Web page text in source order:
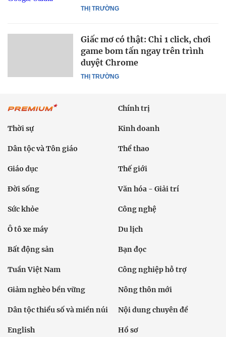
THỊ TRƯỜNG
THỊ TRƯỜNG
Giấc mơ có thật: Chỉ 1 click, chơi
game bom tấn ngay trên trình
duyệt Chrome
Chính trị
Thời sự Kinh doanh
Dân tộc và Tôn giáo Thể thao
Giáo dục Thế giới
Đời sống Văn hóa - Giải trí
Sức khỏe Công nghệ
Ô tô xe máy Du lịch
Bất động sản Bạn đọc
Tuần Việt Nam Công nghiệp hỗ trợ
Giảm nghèo bền vững Nông thôn mới
Dân tộc thiểu số và miền núi Nội dung chuyên đề
English Hồ sơ